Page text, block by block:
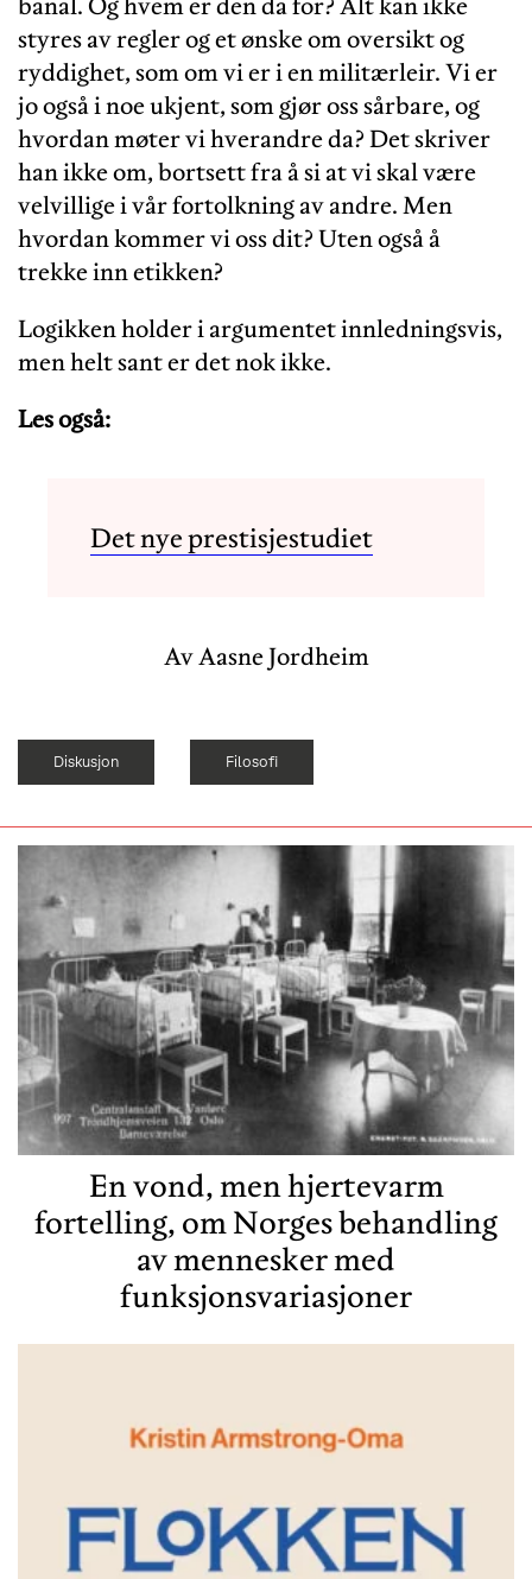
styres av regler og et ønske om oversikt og
ryddighet, som om vi er i en militærleir. Vi er
jo også i noe ukjent, som gjør oss sårbare, og
hvordan møter vi hverandre da? Det skriver
han ikke om, bortsett fra å si at vi skal være
velvillige i vår fortolkning av andre. Men
hvordan kommer vi oss dit? Uten også å
trekke inn etikken?
Logikken holder i argumentet innledningsvis,
men helt sant er det nok ikke.
Les også:
Det nye prestisjestudiet
Av Aasne Jordheim
Diskusjon Filosofi
En vond, men hjertevarm
fortelling, om Norges behandling
av mennesker med
funksjonsvariasjoner